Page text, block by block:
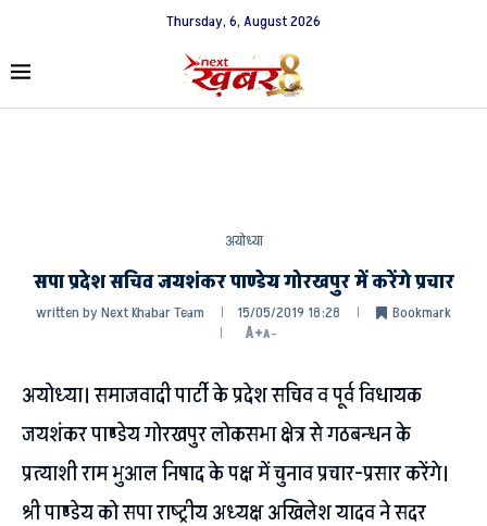
Thursday, 6, August 2026
अयोध्या
सपा प्रदेश सचिव जयशंकर पाण्डेय गोरखपुर में करेंगे प्रचार
written byNext Khabar Team 15/05/2019 18:28
Bookmark
A+A-
अयोध्या। समाजवादी पार्टी के प्रदेश सचिव व पूर्व विधायक
जयशंकर पाण्डेय गोरखपुर लोकसभा क्षेत्र से गठबन्धन के
प्रत्याशी राम भुआल निषाद के पक्ष में चुनाव प्रचार-प्रसार करेंगे।
श्री पाण्डेय को सपा राष्ट्रीय अध्यक्ष अखिलेश यादव ने सदर